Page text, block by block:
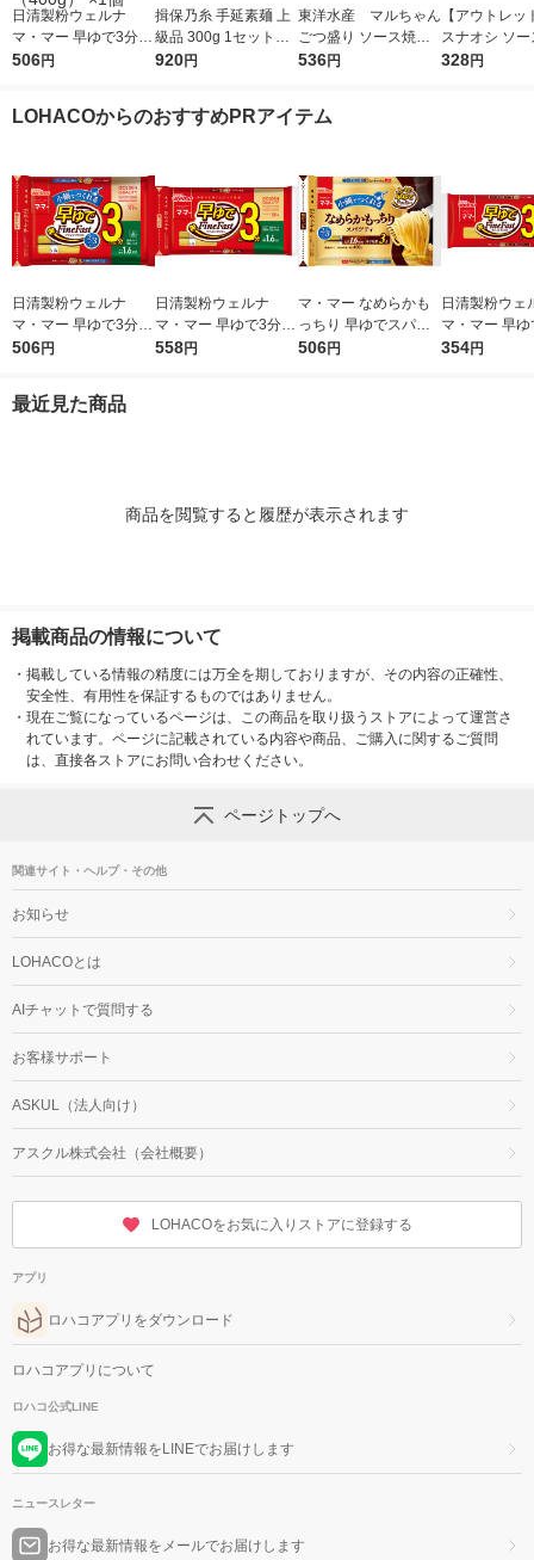
日清製粉ウェルナ
マ・マー 早ゆで3分ス
パゲティ2/3サイズ1.6
506円
揖保乃糸 手延素麺 上
級品 300g 1セット（2
袋）
920円
東洋水産 マルちゃん
ごつ盛り ソース焼そ
ば 1セット（3個）
536円
【アウトレッ
スナオシ ソ
そば 1セット
328円
LOHACOからのおすすめPRアイテム
日清製粉ウェルナ
マ・マー 早ゆで3分ス
パゲティ2/3サイズ1.6
506円
日清製粉ウェルナ
マ・マー 早ゆで3分ス
パゲティ 1.6mm チャ
558円
マ・マー なめらかも
っちり 早ゆでスパゲ
ティ 2/3サイズ チャッ
506円
日清製粉ウェ
マ・マー 早
ゲティ
354円
最近見た商品
商品を閲覧すると履歴が表示されます
掲載商品の情報について
・ 掲載している情報の精度には万全を期しておりますが、その内容の正確性、
安全性、有用性を保証するものではありません。
・ 現在ご覧になっているページは、この商品を取り扱うストアによって運営さ
れています。ページに記載されている内容や商品、ご購入に関するご質問
は、直接各ストアにお問い合わせください。
ページトップへ
関連サイト・ヘルプ・その他
お知らせ
LOHACOとは
AIチャットで質問する
お客様サポート
ASKUL（法人向け）
アスクル株式会社（会社概要）
LOHACOをお気に入りストアに登録する
アプリ
ロハコアプリをダウンロード
ロハコアプリについて
ロハコ公式LINE
お得な最新情報をLINEでお届けします
ニュースレター
お得な最新情報をメールでお届けします